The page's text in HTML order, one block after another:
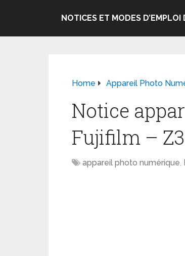
NOTICES ET MODES
Home Appareil Photo
Notice
Fujifilm –
appareil photo numérique,